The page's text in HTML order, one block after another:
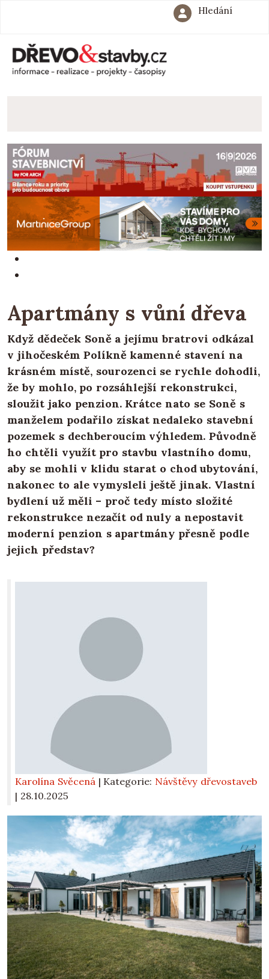
Hledání
Apartmány s vůní dřeva
Když dědeček Soně a jejímu bratrovi odkázal
v jihočeském Políkně kamenné stavení na
krásném místě, sourozenci se rychle dohodli,
že by mohlo, po rozsáhlejší rekonstrukci,
sloužit jako penzion. Krátce nato se Soně s
manželem podařilo získat nedaleko stavební
pozemek s dechberoucím výhledem. Původně
ho chtěli využít pro stavbu vlastního domu,
aby se mohli v klidu starat o chod ubytování,
nakonec to ale vymysleli ještě jinak. Vlastní
bydlení už měli – proč tedy místo složité
rekonstrukce nezačít od nuly a nepostavit
moderní penzion s apartmány přesně podle
jejich představ?
Karolína Svěcená | Kategorie: Návštěvy dřevostaveb
| 28.10.2025